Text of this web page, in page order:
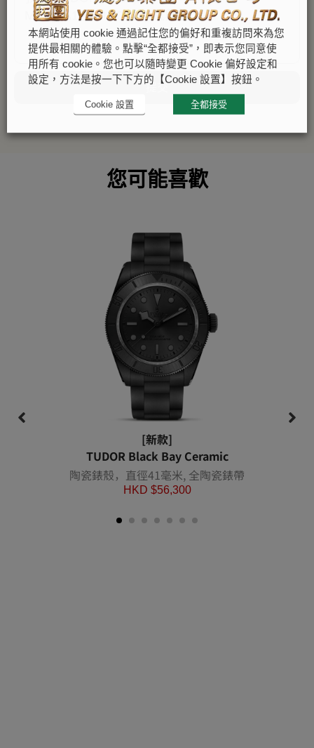
提交
您可能喜歡
[新款]
TUDOR Black Bay Ceramic
陶瓷錶殼，直徑41毫米, 全陶瓷錶帶
HKD $56,300
本網站使用 cookie 通過記住您的偏好和重複訪問來為您
提供最相關的體驗。點擊“全都接受”，即表示您同意使
用所有 cookie。您也可以隨時變更 Cookie 偏好設定和
設定，方法是按一下下方的【Cookie 設置】按鈕。
Cookie 設置 全都接受